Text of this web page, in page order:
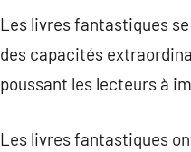
Les livres fantastiques
des capacités
poussant les lecteurs à
Les livres fantastiques